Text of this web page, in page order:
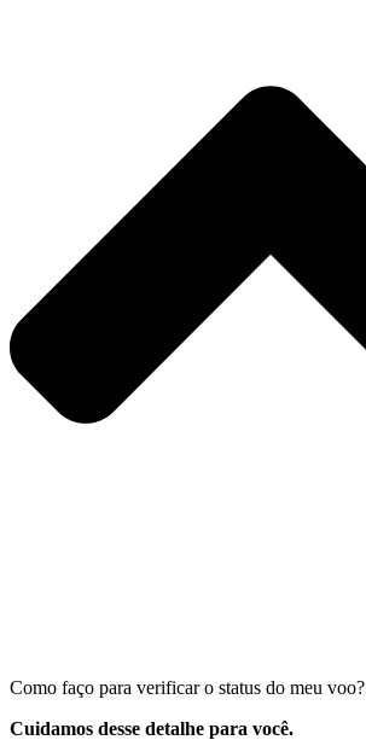
Como faço para verificar o status do meu voo?
Cuidamos desse detalhe para você.